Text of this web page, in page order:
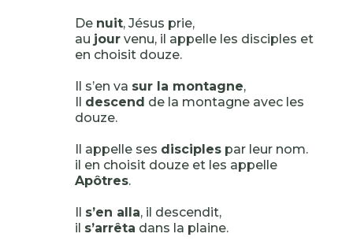
De nuit, Jésus prie,
au jourvenu, il appelle les disciples et
en choisit douze.
Il s’en va sur la montagne,
Il descend de la montagne avec les
douze.
Il appelle ses disciplespar leur nom.
il en choisit douze et les appelle
Apôtres.
Il s’en alla, il descendit,
il s’arrêta dans la plaine.